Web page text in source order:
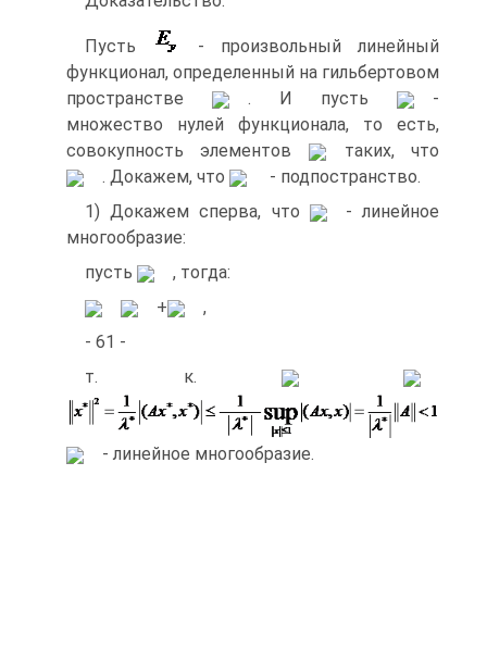
Пусть
- произвольный линейный
функционал, определенный на гильбертовом
пространстве
. И пусть
-
множество нулей функционала, то есть,
совокупность элементов
таких, что
. Докажем, что
- подпостранство.
1) Докажем сперва, что
- линейное
многообразие:
пусть
, тогда:
+
,
- 61 -
т. к.
- линейное многообразие.